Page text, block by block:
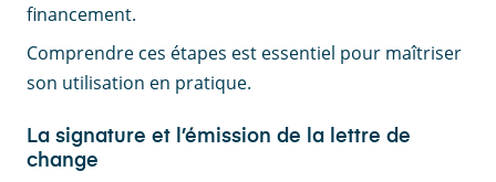
financement.
Comprendre ces étapes est essentiel pour maîtriser
son utilisation en pratique.
La signature et l’émission de la lettre de
change